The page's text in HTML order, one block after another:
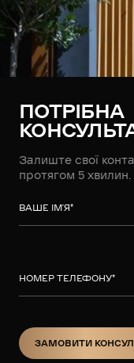
ПОТРІБНА
Залиште свої
протягом 5 хвилин.
ВАШЕ ІМ’Я*
НОМЕР ТЕЛЕФОНУ*
ЗАМОВИТИ